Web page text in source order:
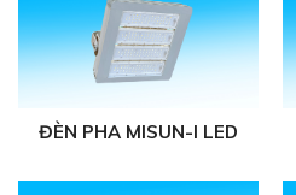
ĐÈN PHA MISUN-I LED